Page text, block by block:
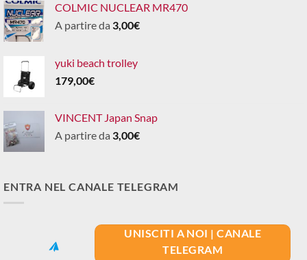
COLMIC NUCLEAR MR470
A partire da 3,00€
yuki beach trolley
179,00€
VINCENT Japan Snap
A partire da 3,00€
ENTRA NEL CANALE TELEGRAM
UNISCITI A NOI | CANALE
TELEGRAM